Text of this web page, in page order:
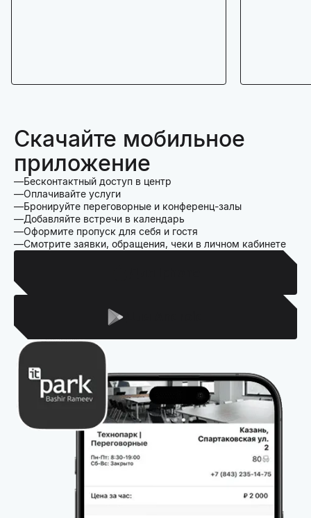
Скачайте мобильное
приложение
Бесконтактный доступ в центр
Оплачивайте услуги
Бронируйте переговорные и конференц-залы
Добавляйте встречи в календарь
Оформите пропуск для себя и гостя
Смотрите заявки, обращения, чеки в личном кабинете